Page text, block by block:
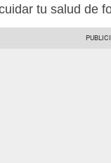
tu salud de